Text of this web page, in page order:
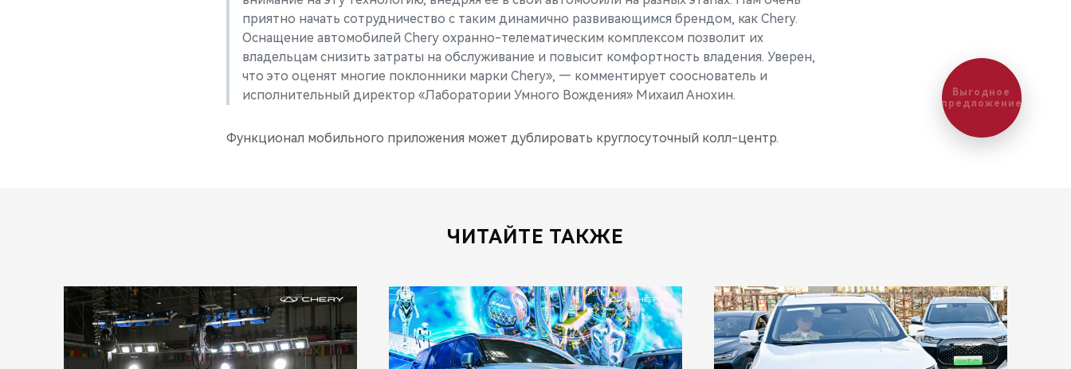
приятно начать сотрудничество с таким динамично развивающимся брендом, как Chery.
Оснащение автомобилей Chery oхранно-телематическим комплексом позволит их
владельцам снизить затраты на обслуживание и повысит комфортность владения. Уверен,
что это оценят многие поклонники марки Chery», — комментирует сооснователь и
исполнительный директор «Лаборатории Умного Вождения» Михаил Анохин.
Функционал мобильного приложения может дублировать круглосуточный колл-центр.
ЧИТАЙТЕ ТАКЖЕ
Выгодное
предложение